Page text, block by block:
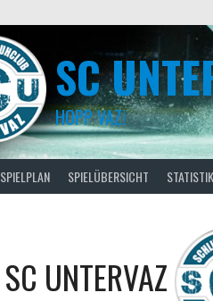
SC
HOPP VAZ!
SPIELPLAN SPIELÜBERSICHT STATISTIK
SC UNTERVAZ